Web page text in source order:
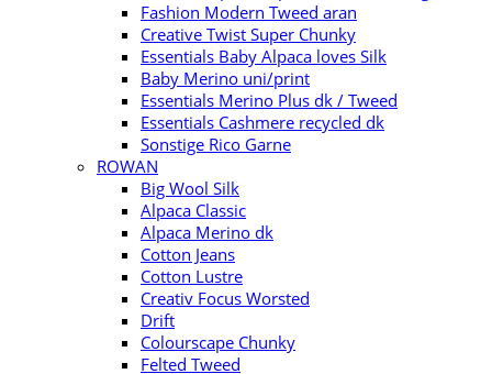
Fashion Modern Tweed aran
Creative Twist Super Chunky
Essentials Baby Alpaca loves Silk
Baby Merino uni/print
Essentials Merino Plus dk / Tweed
Essentials Cashmere recycled dk
Sonstige Rico Garne
ROWAN
Big Wool Silk
Alpaca Classic
Alpaca Merino dk
Cotton Jeans
Cotton Lustre
Creativ Focus Worsted
Drift
Colourscape Chunky
Felted Tweed